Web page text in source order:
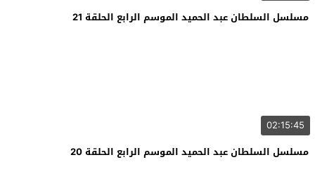
مسلسل السلطان عبد الحميد الموسم الرابع الحلقة 21
02:15:45
مسلسل السلطان عبد الحميد الموسم الرابع الحلقة 20